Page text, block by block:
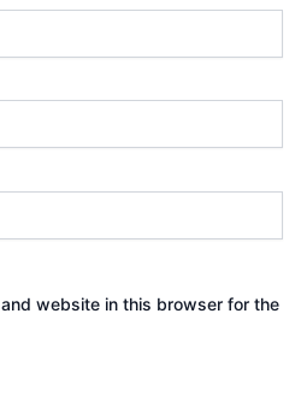
website in this browser for the